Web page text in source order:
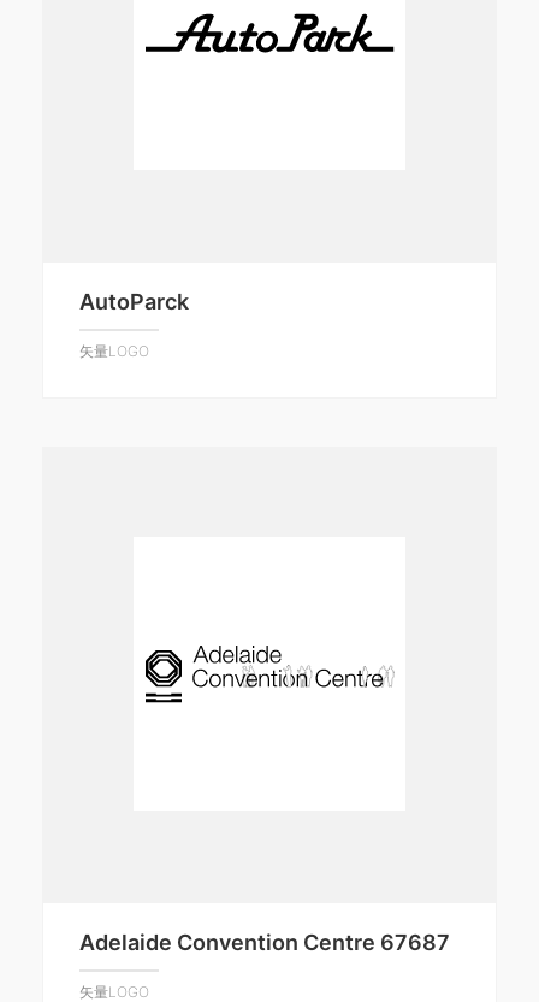
AutoParck
矢量LOGO
Adelaide Convention Centre 67687
矢量LOGO